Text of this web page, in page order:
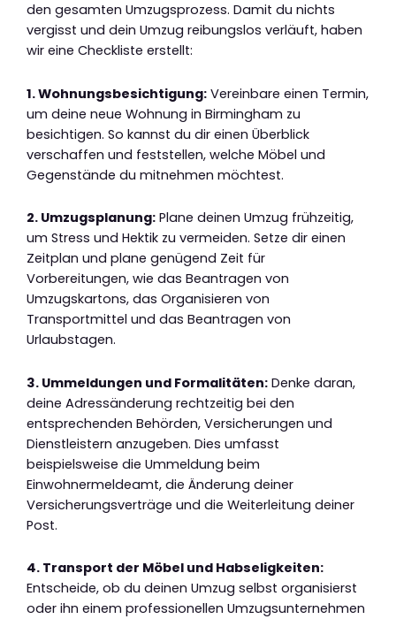
den gesamten Umzugsprozess. Damit du nichts
vergisst und dein Umzug reibungslos verläuft, haben
wir eine Checkliste erstellt:
1. Wohnungsbesichtigung: Vereinbare einen Termin,
um deine neue Wohnung in Birmingham zu
besichtigen. So kannst du dir einen Überblick
verschaffen und feststellen, welche Möbel und
Gegenstände du mitnehmen möchtest.
2. Umzugsplanung: Plane deinen Umzug frühzeitig,
um Stress und Hektik zu vermeiden. Setze dir einen
Zeitplan und plane genügend Zeit für
Vorbereitungen, wie das Beantragen von
Umzugskartons, das Organisieren von
Transportmittel und das Beantragen von
Urlaubstagen.
3. Ummeldungen und Formalitäten: Denke daran,
deine Adressänderung rechtzeitig bei den
entsprechenden Behörden, Versicherungen und
Dienstleistern anzugeben. Dies umfasst
beispielsweise die Ummeldung beim
Einwohnermeldeamt, die Änderung deiner
Versicherungsverträge und die Weiterleitung deiner
Post.
4. Transport der Möbel und Habseligkeiten:
Entscheide, ob du deinen Umzug selbst organisierst
oder ihn einem professionellen Umzugsunternehmen